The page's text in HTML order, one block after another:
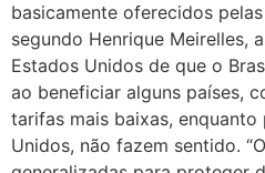
basicamente oferecidos pelas
segundo Henrique Meirelles,
Estados Unidos de que o
ao beneficiar alguns países,
tarifas mais baixas,
Unidos, não fazem sentido.